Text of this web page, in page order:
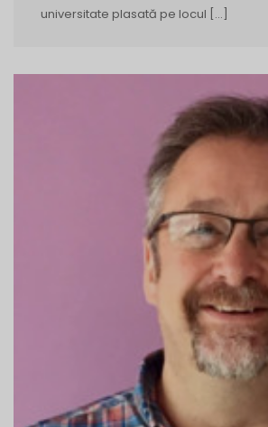
universitate plasată pe locul […]